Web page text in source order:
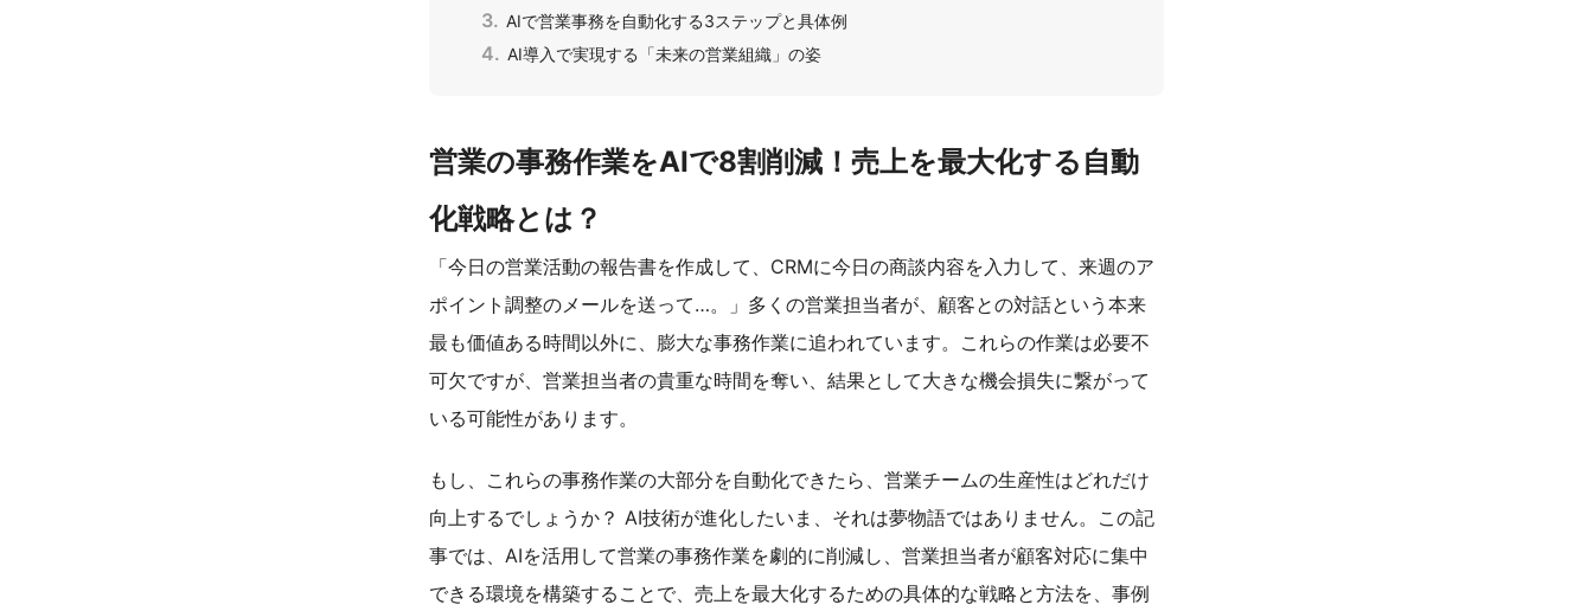
AIで営業事務を自動化する3ステップと具体例
AI導入で実現する「未来の営業組織」の姿
営業の事務作業をAIで8割削減！売上を最大化する自動
化戦略とは？
「今日の営業活動の報告書を作成して、CRMに今日の商談内容を入力して、来週のア
ポイント調整のメールを送って…。」多くの営業担当者が、顧客との対話という本来
最も価値ある時間以外に、膨大な事務作業に追われています。これらの作業は必要不
可欠ですが、営業担当者の貴重な時間を奪い、結果として大きな機会損失に繋がって
いる可能性があります。
もし、これらの事務作業の大部分を自動化できたら、営業チームの生産性はどれだけ
向上するでしょうか？ AI技術が進化したいま、それは夢物語ではありません。この記
事では、AIを活用して営業の事務作業を劇的に削減し、営業担当者が顧客対応に集中
できる環境を構築することで、売上を最大化するための具体的な戦略と方法を、事例